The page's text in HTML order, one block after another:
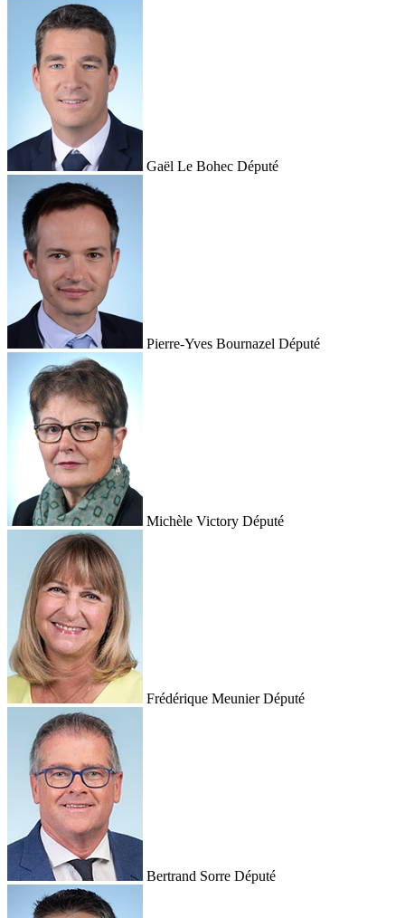
Gaël Le Bohec Député
Pierre-Yves Bournazel Député
Michèle Victory Député
Frédérique Meunier Député
Bertrand Sorre Député